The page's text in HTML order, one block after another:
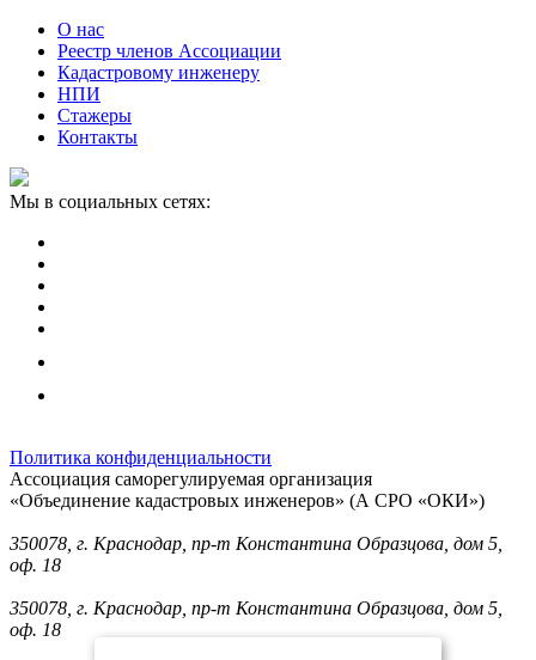
О нас
Реестр членов Ассоциации
Кадастровому инженеру
НПИ
Стажеры
Контакты
Мы в социальных сетях:
Политика конфиденциальности
Ассоциация саморегулируемая организация
«Объединение кадастровых инженеров» (А СРО «ОКИ»)
350078, г. Краснодар, пр-т Константина Образцова, дом 5,
оф. 18
350078, г. Краснодар, пр-т Константина Образцова, дом 5,
оф. 18